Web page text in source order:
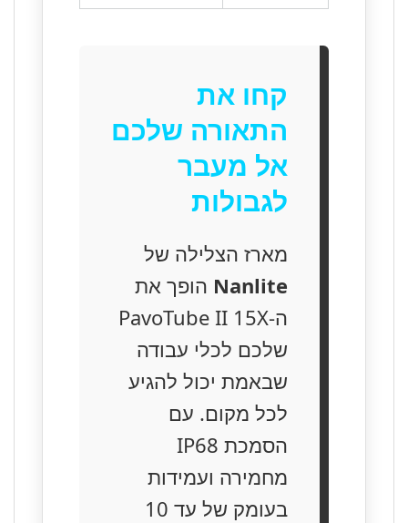
קחו את
התאורה שלכם
אל מעבר
לגבולות
מארז הצלילה של
Nanliteהופך את
ה-PavoTube II 15X
שלכם לכלי עבודה
שבאמת יכול להגיע
לכל מקום. עם
הסמכת IP68
מחמירה ועמידות
בעומק של עד 10